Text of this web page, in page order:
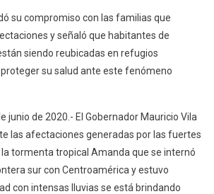
Del
Estado
Atienden
Las
Afectadas
Del
Sur
De
Yucatán
su compromiso con las familias que
y señaló que habitantes de
siendo reubicadas en refugios
su salud ante este fenómeno
junio de 2020.- El Gobernador Mauricio Vila
las afectaciones generadas por las fuertes
la tormenta tropical Amanda que se internó
sur con Centroamérica y estuvo
con intensas lluvias se está brindando